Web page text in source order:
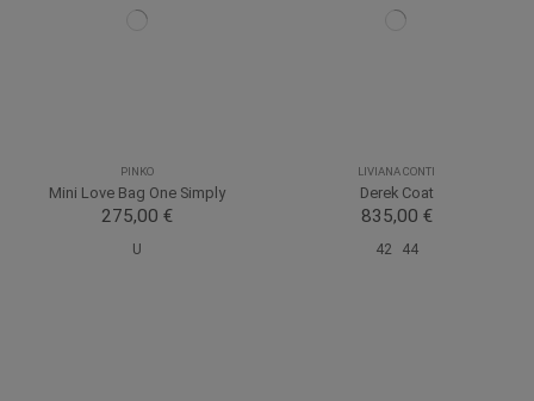
PINKO
Mini Love Bag One Simply
275,00 €
U
LIVIANA CONTI
Derek Coat
835,00 €
42 44